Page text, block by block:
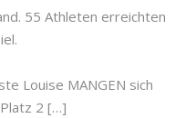
55 Athleten erreichten
Louise MANGEN sich
2 […]